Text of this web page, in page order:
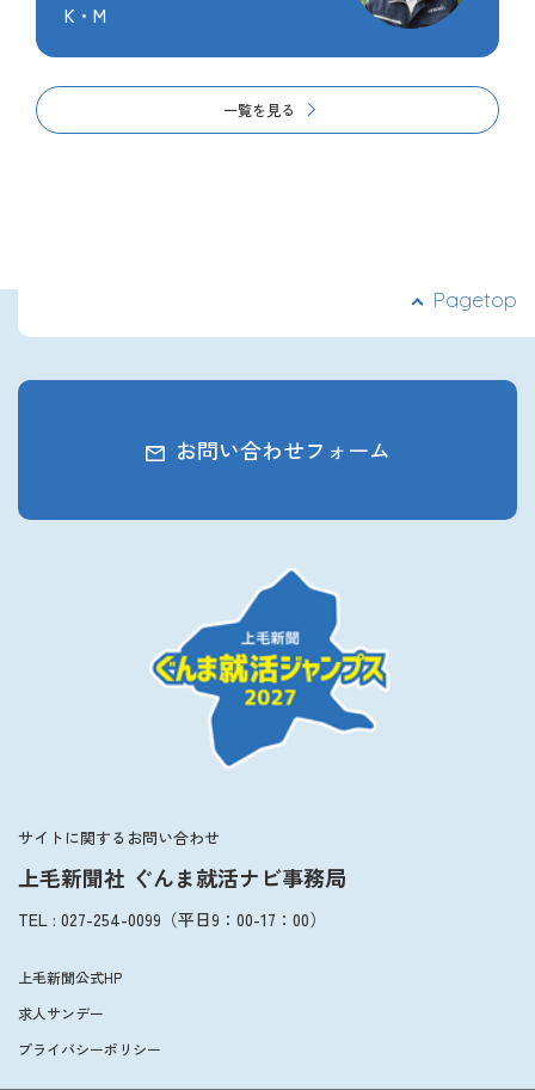
K・M
一覧を見る
お問い合わせフォーム
サイトに関するお問い合わせ
上毛新聞社 ぐんま就活ナビ事務局
TEL : 027-254-0099 （平日9：00-17：00）
上毛新聞公式HP
求人サンデー
プライバシーポリシー
Pagetop